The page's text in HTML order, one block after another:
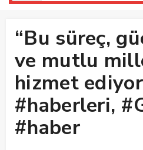
“Bu süreç,
ve mutlu
hizmet
#haberleri,
#haber